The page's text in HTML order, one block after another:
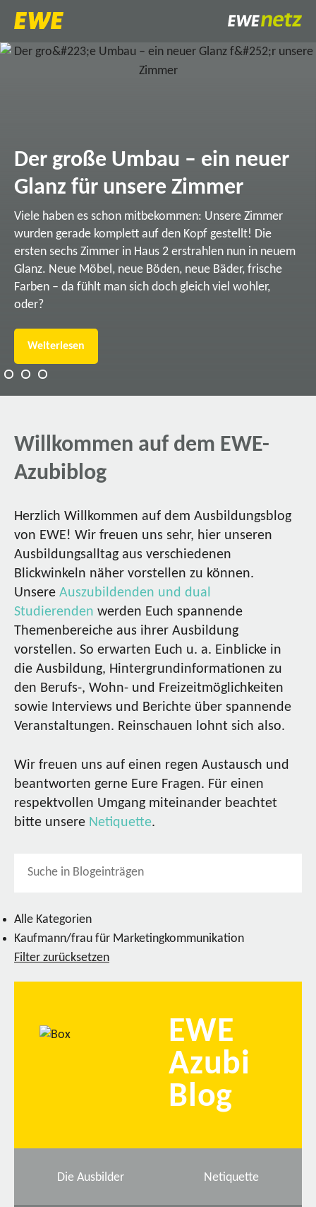
Der große Umbau – ein neuer
Glanz für unsere Zimmer
Viele haben es schon mitbekommen: Unsere Zimmer
wurden gerade komplett auf den Kopf gestellt! Die
ersten sechs Zimmer in Haus 2 erstrahlen nun in neuem
Glanz. Neue Möbel, neue Böden, neue Bäder, frische
Farben – da fühlt man sich doch gleich viel wohler,
oder?
Weiterlesen
Willkommen auf dem EWE-
Azubiblog
Herzlich Willkommen auf dem Ausbildungsblog
von EWE! Wir freuen uns sehr, hier unseren
Ausbildungsalltag aus verschiedenen
Blickwinkeln näher vorstellen zu können.
Unsere Auszubildenden und dual
Studierenden werden Euch spannende
Themenbereiche aus ihrer Ausbildung
vorstellen. So erwarten Euch u. a. Einblicke in
die Ausbildung, Hintergrundinformationen zu
den Berufs-, Wohn- und Freizeitmöglichkeiten
sowie Interviews und Berichte über spannende
Veranstaltungen. Reinschauen lohnt sich also.
Wir freuen uns auf einen regen Austausch und
beantworten gerne Eure Fragen. Für einen
respektvollen Umgang miteinander beachtet
bitte unsere Netiquette.
Alle Kategorien
Kaufmann/frau für Marketingkommunikation
Filter zurücksetzen
EWE
Azubi
Blog
Die Ausbilder Netiquette